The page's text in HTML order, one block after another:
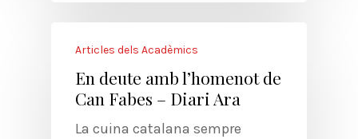
Articles dels Acadèmics
En deute amb l’homenot de
Can Fabes – Diari Ara
La cuina catalana sempre